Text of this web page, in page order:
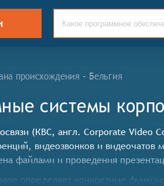
происхождения - Бельгия
системы
(КВС, англ. Corporate Video
видеозвонков и
файлами и проведения
определяет конкретные